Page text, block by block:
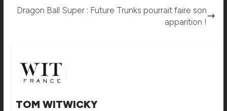
Dragon Ball Super : Future Trunks pourrait faire son
apparition !
TOM WITWICKY